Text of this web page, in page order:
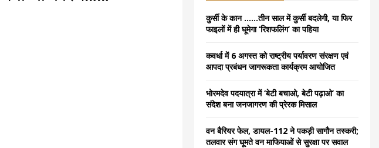
o
r
C
कुर्सी के कान ……तीन साल में कुर्सी बदलेगी, या फिर
फाइलों में ही घूमेगा ‘रिशफलिंग’ का पहिया
कवर्धा में 6 अगस्त को राष्ट्रीय पर्यावरण संरक्षण एवं
आपदा प्रबंधन जागरूकता कार्यक्रम आयोजित
भोरमदेव पदयात्रा में ‘बेटी बचाओ, बेटी पढ़ाओ’ का
संदेश बना जनजागरण की प्रेरक मिसाल
वन बैरियर फेल, डायल-112 ने पकड़ी सागौन तस्करी;
तलवार संग घूमते वन माफियाओं से सुरक्षा पर सवाल